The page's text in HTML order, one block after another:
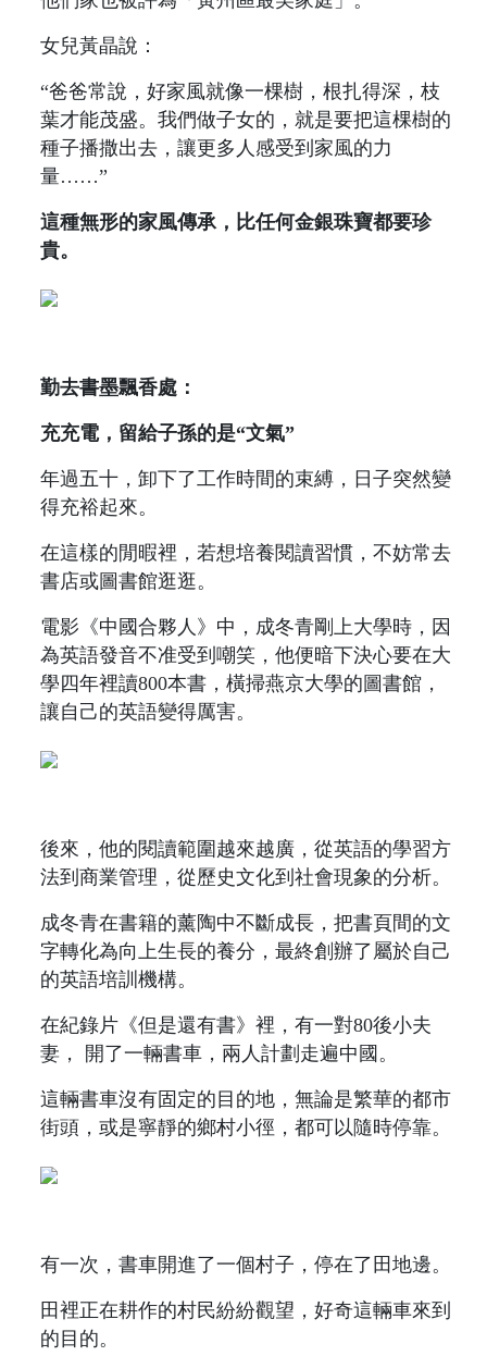
女兒黃晶說：
“爸爸常說，好家風就像一棵樹，根扎得深，枝
葉才能茂盛。我們做子女的，就是要把這棵樹的
種子播撒出去，讓更多人感受到家風的力
量……”
這種無形的家風傳承，比任何金銀珠寶都要珍
貴。
勤去書墨飄香處：
充充電，留給子孫的是“文氣”
年過五十，卸下了工作時間的束縛，日子突然變
得充裕起來。
在這樣的閒暇裡，若想培養閱讀習慣，不妨常去
書店或圖書館逛逛。
電影《中國合夥人》中，成冬青剛上大學時，因
為英語發音不准受到嘲笑，他便暗下決心要在大
學四年裡讀800本書，橫掃燕京大學的圖書館，
讓自己的英語變得厲害。
後來，他的閱讀範圍越來越廣，從英語的學習方
法到商業管理，從歷史文化到社會現象的分析。
成冬青在書籍的薰陶中不斷成長，把書頁間的文
字轉化為向上生長的養分，最終創辦了屬於自己
的英語培訓機構。
在紀錄片《但是還有書》裡，有一對80後小夫
妻， 開了一輛書車，兩人計劃走遍中國。
這輛書車沒有固定的目的地，無論是繁華的都市
街頭，或是寧靜的鄉村小徑，都可以隨時停靠。
有一次，書車開進了一個村子，停在了田地邊。
田裡正在耕作的村民紛紛觀望，好奇這輛車來到
的目的。